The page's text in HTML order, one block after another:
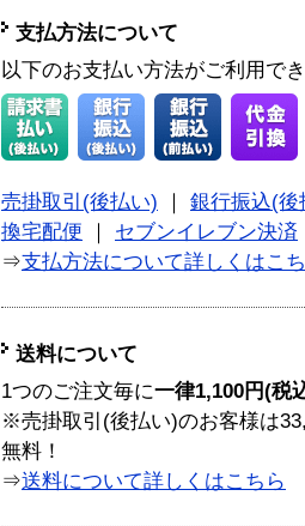
支払方法について
以下のお支払い方法がご利用で
売掛取引(後払い)
銀行振込(後
換宅配便
セブンイレブン決済
⇒支払方法について詳しくはこ
送料について
1つのご注文毎に一律1,100円(税
※売掛取引(後払い)のお客様は
無料！
⇒送料について詳しくはこちら